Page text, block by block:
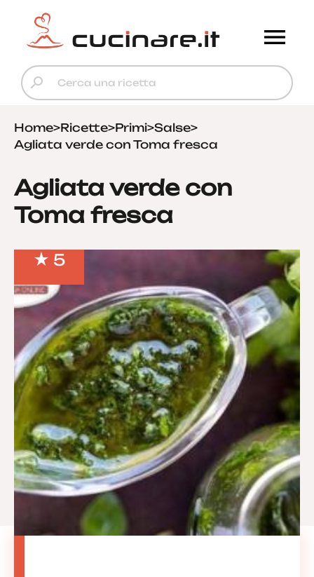
Home>Ricette>Primi>Salse>
Agliata verde con Toma fresca
Agliata verde con
Toma fresca
5